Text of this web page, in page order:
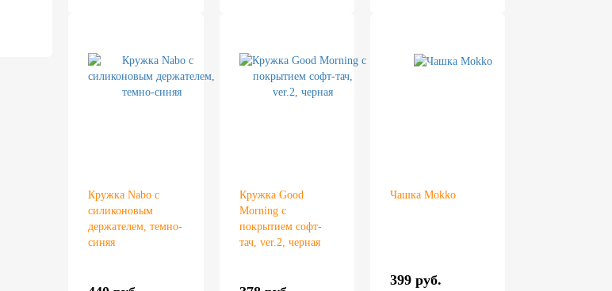
Кружка Nabo с
силиконовым
держателем, темно-
синяя
Кружка Good
Morning с
покрытием софт-
тач, ver.2, черная
Чашка Mokko
399 руб.